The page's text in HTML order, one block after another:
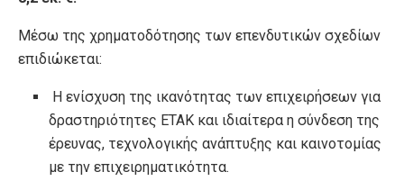
Μέσω της χρηματοδότησης των επενδυτικών σχεδίων
επιδιώκεται:
Η ενίσχυση της ικανότητας των επιχειρήσεων για
δραστηριότητες ΕΤΑΚ και ιδιαίτερα η σύνδεση της
έρευνας, τεχνολογικής ανάπτυξης και καινοτομίας
με την επιχειρηματικότητα.